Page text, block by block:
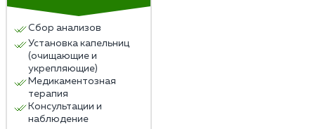
Сбор анализов
Установка капельниц
(очищающие и
укрепляющие)
Медикаментозная
терапия
Консультации и
наблюдение